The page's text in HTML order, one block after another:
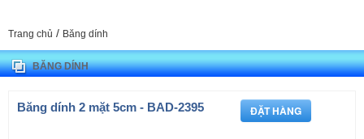
Trang chủ / Băng dính
BĂNG DÍNH
Băng dính 2 mặt 5cm - BAD-2395